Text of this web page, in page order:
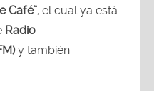
Café”, el cual ya está
Radio
y también